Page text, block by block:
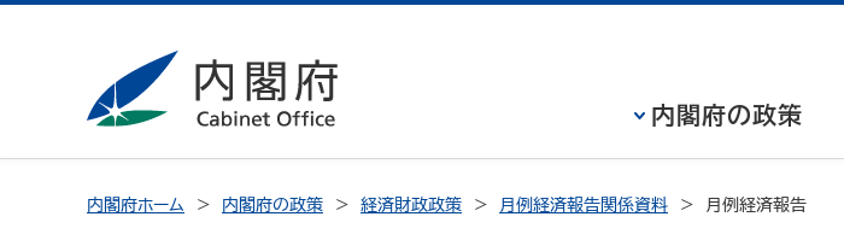
内閣府の政策
内閣府ホーム 内閣府の政策 経済財政政策 月例経済報告関係資料 月例経済報告